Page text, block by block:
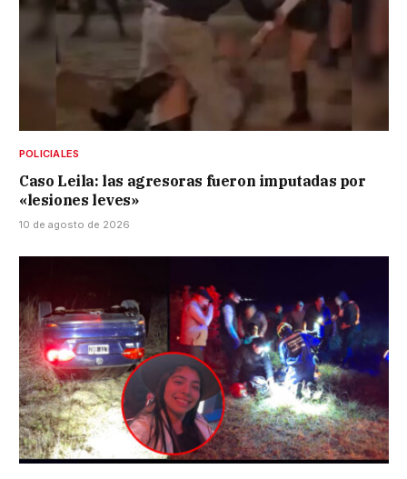
POLICIALES
Caso Leila: las agresoras fueron imputadas por
«lesiones leves»
10 de agosto de 2026